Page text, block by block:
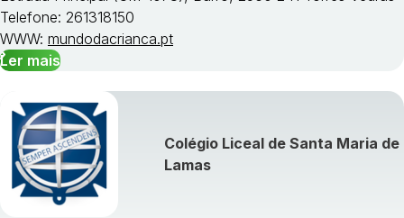
Telefone: 261318150
WWW: mundodacrianca.pt
Ler mais
Colégio Liceal de Santa Maria de
Lamas